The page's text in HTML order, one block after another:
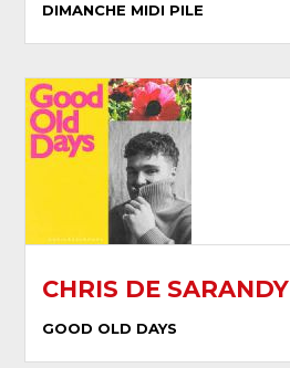
DIMANCHE MIDI PILE
CHRIS DE SARANDY
GOOD OLD DAYS